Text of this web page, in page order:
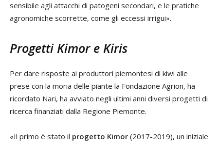
sensibile agli attacchi di patogeni secondari, e le pratiche
agronomiche scorrette, come gli eccessi irrigui».
Progetti Kimor e Kiris
Per dare risposte ai produttori piemontesi di kiwi alle
prese con la moria delle piante la Fondazione Agrion, ha
ricordato Nari, ha avviato negli ultimi anni diversi progetti di
ricerca finanziati dalla Regione Piemonte.
«Il primo è stato il progetto Kimor (2017-2019), un iniziale